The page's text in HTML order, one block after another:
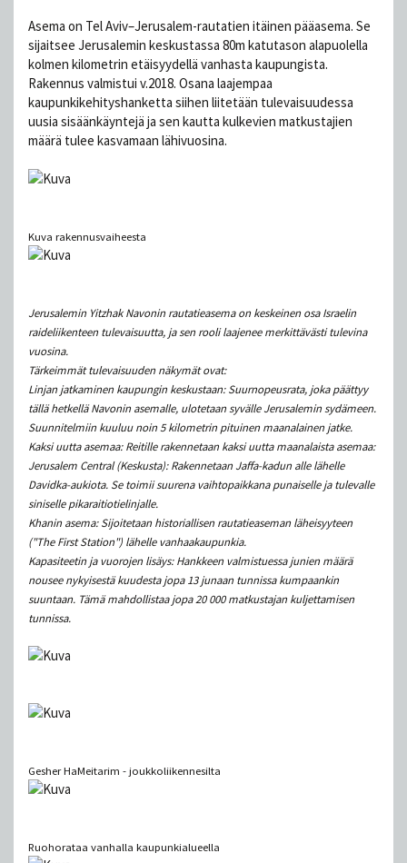
Asema on Tel Aviv–Jerusalem-rautatien itäinen pääasema. Se
sijaitsee Jerusalemin keskustassa 80m katutason alapuolella
kolmen kilometrin etäisyydellä vanhasta kaupungista.
Rakennus valmistui v.2018. Osana laajempaa
kaupunkikehityshanketta siihen liitetään tulevaisuudessa
uusia sisäänkäyntejä ja sen kautta kulkevien matkustajien
määrä tulee kasvamaan lähivuosina.
Kuva rakennusvaiheesta
Jerusalemin Yitzhak Navonin rautatieasema on keskeinen osa Israelin
raideliikenteen tulevaisuutta, ja sen rooli laajenee merkittävästi tulevina
vuosina.
Tärkeimmät tulevaisuuden näkymät ovat:
Linjan jatkaminen kaupungin keskustaan: Suurnopeusrata, joka päättyy
tällä hetkellä Navonin asemalle, ulotetaan syvälle Jerusalemin sydämeen.
Suunnitelmiin kuuluu noin 5 kilometrin pituinen maanalainen jatke.
Kaksi uutta asemaa: Reitille rakennetaan kaksi uutta maanalaista asemaa:
Jerusalem Central (Keskusta): Rakennetaan Jaffa-kadun alle lähelle
Davidka-aukiota. Se toimii suurena vaihtopaikkana punaiselle ja tulevalle
siniselle pikaraitiotielinjalle.
Khanin asema: Sijoitetaan historiallisen rautatieaseman läheisyyteen
("The First Station") lähelle vanhaakaupunkia.
Kapasiteetin ja vuorojen lisäys: Hankkeen valmistuessa junien määrä
nousee nykyisestä kuudesta jopa 13 junaan tunnissa kumpaankin
suuntaan. Tämä mahdollistaa jopa 20 000 matkustajan kuljettamisen
tunnissa.
Gesher HaMeitarim - joukkoliikennesilta
Ruohorataa vanhalla kaupunkialueella